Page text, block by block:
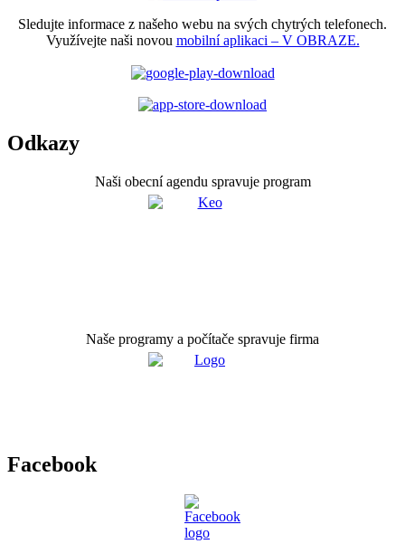
Sledujte informace z našeho webu na svých chytrých telefonech.
Využívejte naši novou mobilní aplikaci – V OBRAZE.
Odkazy
Naši obecní agendu spravuje program
Naše programy a počítače spravuje firma
Facebook